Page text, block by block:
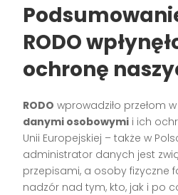
RODO
ochronę
RODO wprowadziło przełom
danymi osobowymi i ich
Unii Europejskiej – także w
administrator danych jest
przepisami, a osoby fizyczne
nadzór nad tym, kto, jak i po